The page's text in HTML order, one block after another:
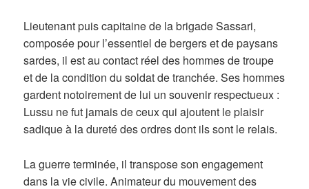
Lieutenant puis capitaine de la brigade Sassari,
composée pour l’essentiel de bergers et de paysans
sardes, il est au contact réel des hommes de troupe
et de la condition du soldat de tranchée. Ses hommes
gardent notoirement de lui un souvenir respectueux :
Lussu ne fut jamais de ceux qui ajoutent le plaisir
sadique à la dureté des ordres dont ils sont le relais.
La guerre terminée, il transpose son engagement
dans la vie civile. Animateur du mouvement des